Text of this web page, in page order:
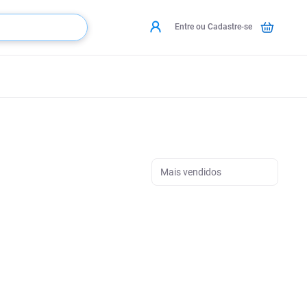
Entre ou Cadastre-se
Mais vendidos